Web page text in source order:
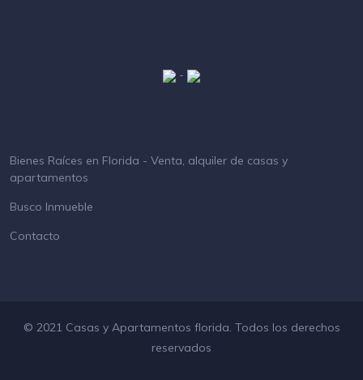
-
Bienes Raíces en Florida - Venta, alquiler de casas y
apartamentos
Busco Inmueble
Contacto
© 2021 Casas y Apartamentos florida. Todos los derechos
reservados